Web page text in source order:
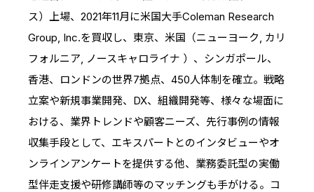
ス）上場、2021年11月に米国大手Coleman Research
Group, Inc.を買収し、東京、米国（ニューヨーク, カリ
フォルニア, ノースキャロライナ ）、シンガポール、
香港、ロンドンの世界7拠点、450人体制を確立。戦略
立案や新規事業開発、DX、組織開発等、様々な場面に
おける、業界トレンドや顧客ニーズ、先行事例の情報
収集手段として、エキスパートとのインタビューやオ
ンラインアンケートを提供する他、業務委託型の実働
型伴走支援や研修講師等のマッチングも手がける。コ